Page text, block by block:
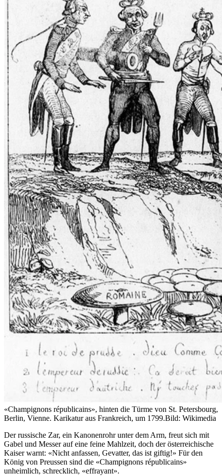
«Champignons républicains», hinten die Türme von St. Petersbourg,
Berlin, Vienne. Karikatur aus Frankreich, um 1799.Bild: Wikimedia
Der russische Zar, ein Kanonenrohr unter dem Arm, freut sich mit
Gabel und Messer auf eine feine Mahlzeit, doch der österreichische
Kaiser warnt: «Nicht anfassen, Gevatter, das ist giftig!» Für den
König von Preussen sind die «Champignons républicains»
unheimlich, schrecklich, «effrayant».